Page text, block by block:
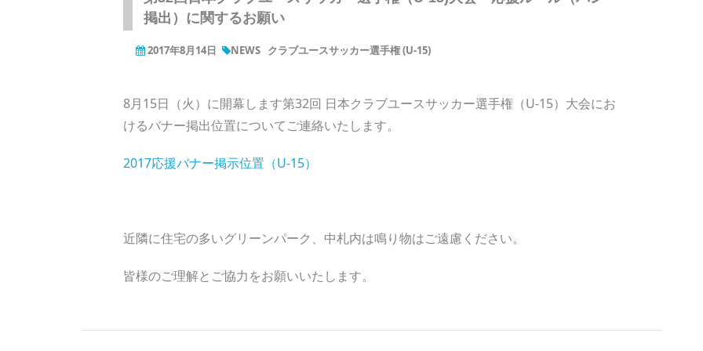
掲出）に関するお願い
2017年8月14日 NEWS クラブユースサッカー選手権 (U-15)
8月15日（火）に開幕します第32回 日本クラブユースサッカー選手権（U-15）大会にお
けるバナー掲出位置についてご連絡いたします。
2017応援バナー掲示位置（U-15）
近隣に住宅の多いグリーンパーク、中札内は鳴り物はご遠慮ください。
皆様のご理解とご協力をお願いいたします。